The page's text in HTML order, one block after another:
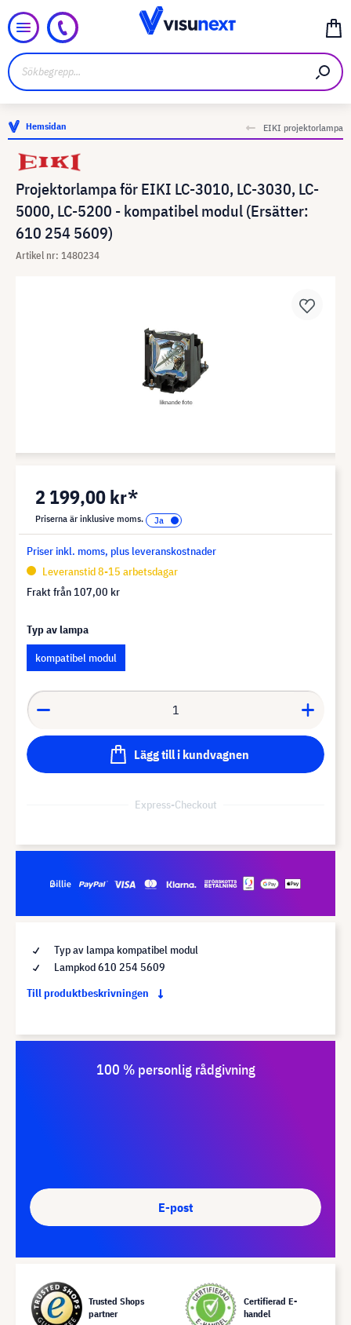
Hemsidan EIKI projektorlampa
Projektorlampa för EIKI LC-3010, LC-3030, LC-
5000, LC-5200 - kompatibel modul (Ersätter:
610 254 5609)
Artikel nr: 1480234
2 199,00 kr*
Priserna är inklusive moms.
Priser inkl. moms, plus leveranskostnader
Leveranstid 8-15 arbetsdagar
Frakt från 107,00 kr
Typ av lampa
kompatibel modul
Lägg till i kundvagnen
Express-Checkout
Typ av lampa kompatibel modul
Lampkod 610 254 5609
Till produktbeskrivningen
100 % personlig rådgivning
E-post
Trusted Shops
partner
Certifierad E-
handel